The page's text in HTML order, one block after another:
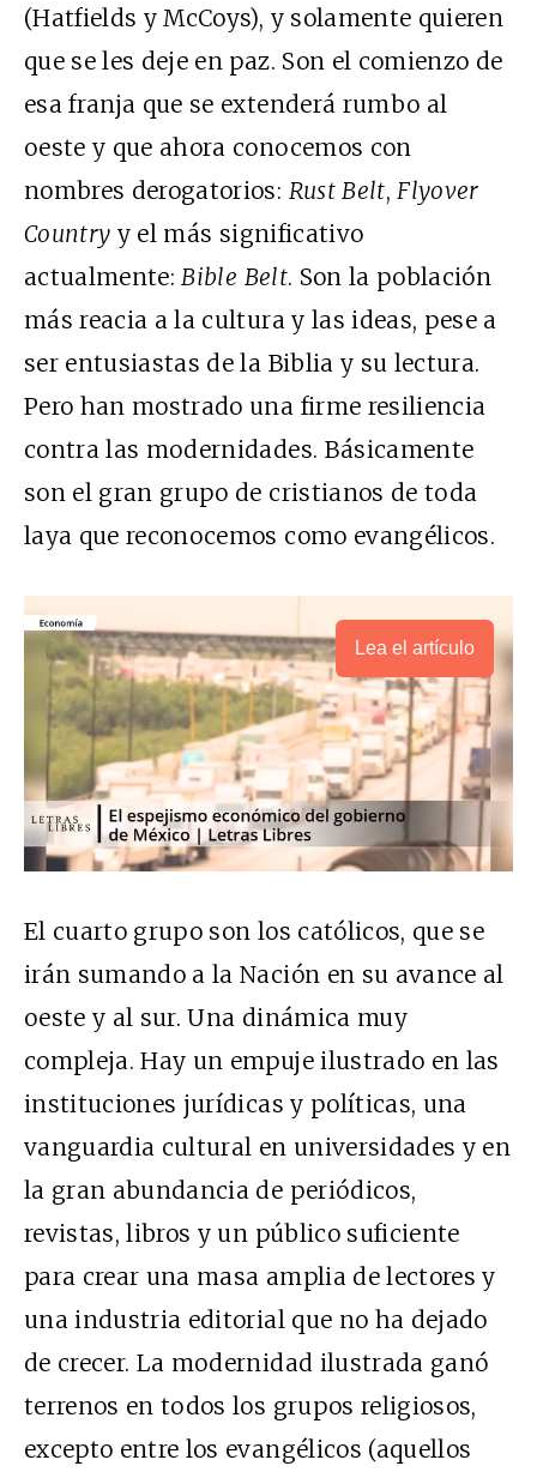
(Hatfields y McCoys), y solamente quieren
que se les deje en paz. Son el comienzo de
esa franja que se extenderá rumbo al
oeste y que ahora conocemos con
nombres derogatorios: Rust Belt,Flyover
Country y el más significativo
actualmente:Bible Belt. Son la población
más reacia a la cultura y las ideas, pese a
ser entusiastas de la Biblia y su lectura.
Pero han mostrado una firme resiliencia
contra las modernidades. Básicamente
son el gran grupo de cristianos de toda
laya que reconocemos como evangélicos.
Lea el artículo
El cuarto grupo son los católicos, que se
irán sumando a la Nación en su avance al
oeste y al sur. Una dinámica muy
compleja. Hay un empuje ilustrado en las
instituciones jurídicas y políticas, una
vanguardia cultural en universidades y en
la gran abundancia de periódicos,
revistas, libros y un público suficiente
para crear una masa amplia de lectores y
una industria editorial que no ha dejado
de crecer. La modernidad ilustrada ganó
terrenos en todos los grupos religiosos,
excepto entre los evangélicos (aquellos